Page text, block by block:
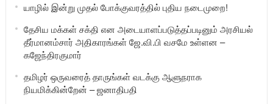
யாழில் இன்று முதல் போக்குவரத்தில் புதிய நடைமுறை!
தேசிய மக்கள் சக்தி என அடையாளப்படுத்தப்படினும் அரசியல்
தீர்மானம்சார் அதிகாரங்கள் ஜே.வி.பி வசமே உள்ளன –
கஜேந்திரகுமார்
தமிழர் ஒருவரைத் தாருங்கள் வடக்கு ஆளுநராக
நியமிக்கின்றேன் – ஜனாதிபதி